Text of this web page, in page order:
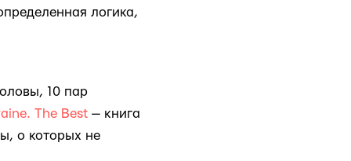
логика,
10 пар
The Best — книга
о которых не